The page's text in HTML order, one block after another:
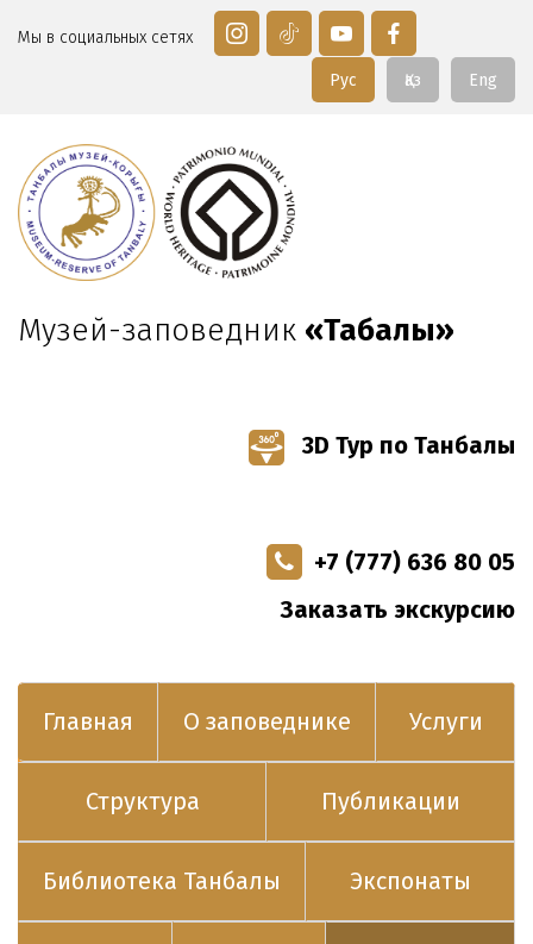
Мы в социальных сетях
Eng
Қаз
Рус
Музей-заповедник «Таңбалы»
3D Тур по Танбалы
+7 (777) 636 80 05
Заказать экскурсию
Главная О заповеднике Услуги
Структура Публикации
Библиотека Танбалы Экспонаты